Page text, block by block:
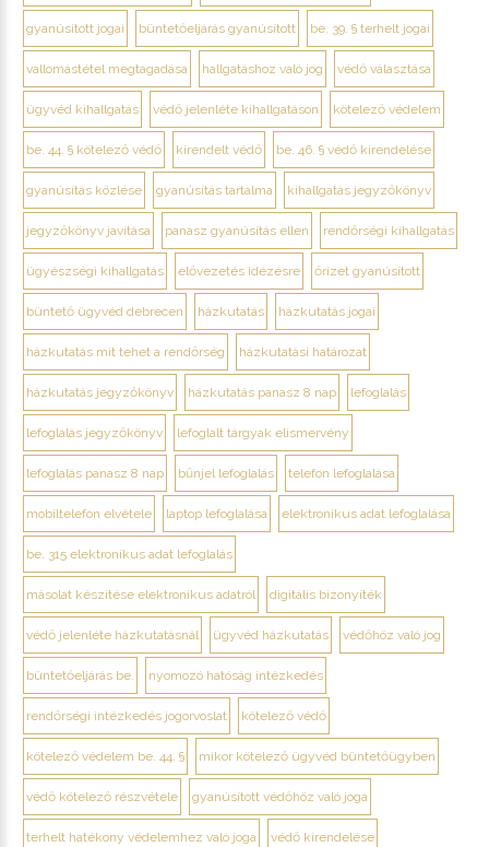
gyanúsított jogai büntetőeljárás gyanúsított be. 39. § terhelt jogai
vallomástétel megtagadása hallgatáshoz való jog védő választása
ügyvéd kihallgatás védő jelenléte kihallgatáson kötelező védelem
be. 44. § kötelező védő kirendelt védő be. 46. § védő kirendelése
gyanúsítás közlése gyanúsítás tartalma kihallgatás jegyzőkönyv
jegyzőkönyv javítása panasz gyanúsítás ellen rendőrségi kihallgatás
ügyészségi kihallgatás elővezetés idézésre őrizet gyanúsított
büntető ügyvéd debrecen házkutatás házkutatás jogai
házkutatás mit tehet a rendőrség házkutatási határozat
házkutatás jegyzőkönyv házkutatás panasz 8 nap lefoglalás
lefoglalás jegyzőkönyv lefoglalt tárgyak elismervény
lefoglalás panasz 8 nap bűnjel lefoglalás telefon lefoglalása
mobiltelefon elvétele laptop lefoglalása elektronikus adat lefoglalása
be. 315 elektronikus adat lefoglalás
másolat készítése elektronikus adatról digitális bizonyíték
védő jelenléte házkutatásnál ügyvéd házkutatás védőhöz való jog
büntetőeljárás be. nyomozó hatóság intézkedés
rendőrségi intézkedés jogorvoslat kötelező védő
kötelező védelem be. 44. § mikor kötelező ügyvéd büntetőügyben
védő kötelező részvétele gyanúsított védőhöz való joga
terhelt hatékony védelemhez való joga védő kirendelése